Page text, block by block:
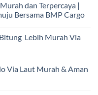
dan Terpercaya |
Bersama BMP Cargo
Lebih Murah Via
Via Laut Murah & Aman